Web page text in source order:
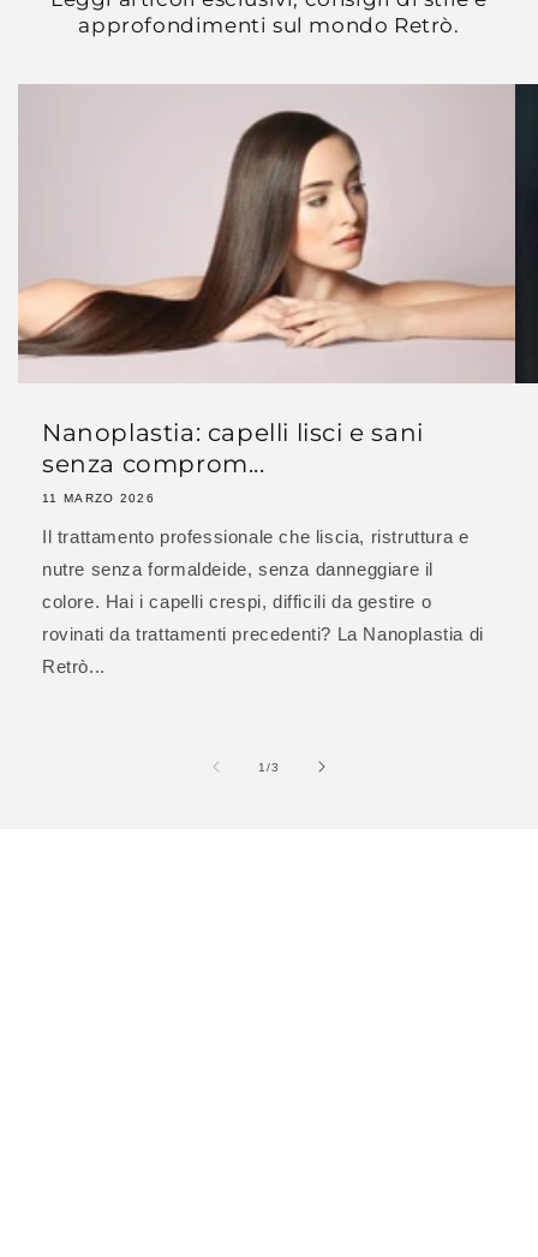
approfondimenti sul mondo Retrò.
Nanoplastia: capelli lisci e sani
senza comprom...
11 MARZO 2026
Il trattamento professionale che liscia, ristruttura e
nutre senza formaldeide, senza danneggiare il
colore. Hai i capelli crespi, difficili da gestire o
rovinati da trattamenti precedenti? La Nanoplastia di
Retrò...
1/su
3